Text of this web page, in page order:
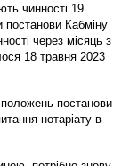
чинності 19
Кабміну
через місяць з
18 травня 2023
постанови
нотаріату в